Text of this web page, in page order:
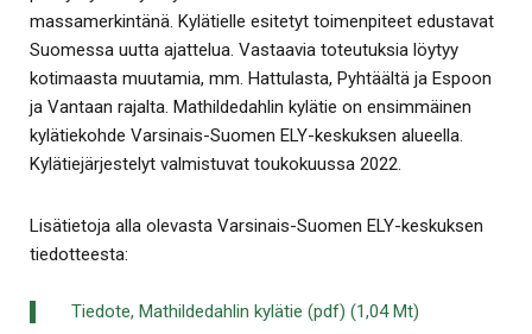
massamerkintänä. Kylätielle esitetyt toimenpiteet edustavat
Suomessa uutta ajattelua. Vastaavia toteutuksia löytyy
kotimaasta muutamia, mm. Hattulasta, Pyhtäältä ja Espoon
ja Vantaan rajalta. Mathildedahlin kylätie on ensimmäinen
kylätiekohde Varsinais-Suomen ELY-keskuksen alueella.
Kylätiejärjestelyt valmistuvat toukokuussa 2022.
Lisätietoja alla olevasta Varsinais-Suomen ELY-keskuksen
tiedotteesta:
Tiedote, Mathildedahlin kylätie (pdf) (1,04 Mt)